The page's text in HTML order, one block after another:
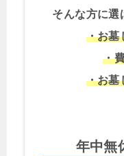
そんな方に選
・お墓
・
・お墓
年中無